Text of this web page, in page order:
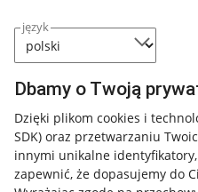
język
Dbamy o Twoją
Dzięki plikom cookies i
SDK) oraz przetwarzaniu
innymi unikalne
zapewnić, że dopasujemy do